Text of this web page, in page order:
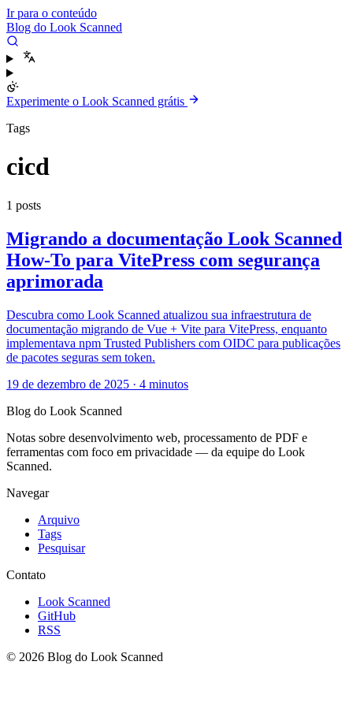
Ir para o conteúdo
Blog do Look Scanned
Experimente o Look Scanned grátis
Tags
cicd
1 posts
Migrando a documentação Look Scanned
How-To para VitePress com segurança
aprimorada
Descubra como Look Scanned atualizou sua infraestrutura de
documentação migrando de Vue + Vite para VitePress, enquanto
implementava npm Trusted Publishers com OIDC para publicações
de pacotes seguras sem token.
19 de dezembro de 2025 · 4 minutos
Blog do Look Scanned
Notas sobre desenvolvimento web, processamento de PDF e
ferramentas com foco em privacidade — da equipe do Look
Scanned.
Navegar
Arquivo
Tags
Pesquisar
Contato
Look Scanned
GitHub
RSS
© 2026 Blog do Look Scanned